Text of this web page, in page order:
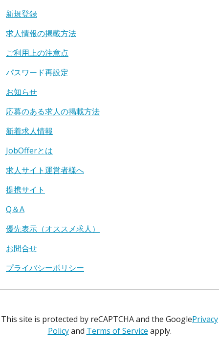
新規登録
求人情報の掲載方法
ご利用上の注意点
パスワード再設定
お知らせ
応募のある求人の掲載方法
新着求人情報
JobOfferとは
求人サイト運営者様へ
提携サイト
Q＆A
優先表示（オススメ求人）
お問合せ
プライバシーポリシー
This site is protected by reCAPTCHA and the GooglePrivacy
Policyand Terms of Service apply.